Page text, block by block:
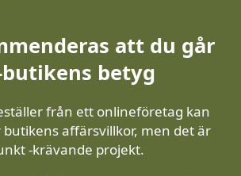
att du går
betyg
från ett onlineföretag kan
butikens affärsvillkor, men det är
-krävande projekt.